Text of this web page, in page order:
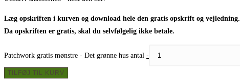
Læg opskriften i kurven og download hele den gratis opskrift og vejledning.
Da opskriften er gratis, skal du selvfølgelig ikke betale.
Patchwork gratis mønstre​ - Det grønne hus antal -
TILFØJ TIL KURV